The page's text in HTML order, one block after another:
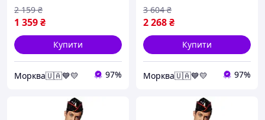
1 359₴
2 159 ₴
Купити
Морква🇺🇦💙💛 97%
дорослих
2 268₴
3 604 ₴
Купити
Морква🇺🇦💙💛 97%